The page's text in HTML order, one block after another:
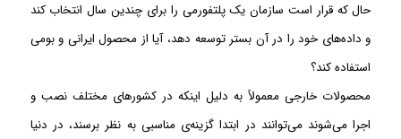
حال که قرار است سازمان یک پلتفورمی را برای چندین سال انتخاب کند
و داده‌های خود را در آن بستر توسعه دهد، آیا از محصول ایرانی و بومی
استفاده کند؟
محصولات خارجی معمولاً به دلیل اینکه در کشور‌های مختلف نصب و
اجرا می‌شوند می‌توانند در ابتدا گزینه‌ی مناسبی به نظر برسند، در دنیا